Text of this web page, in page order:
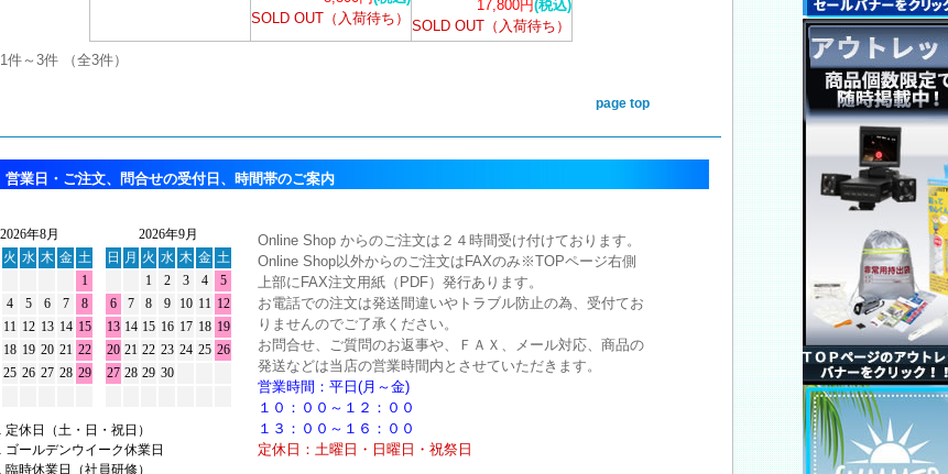
SOLD OUT（入荷待ち）
17,800円(税込)
SOLD OUT（入荷待ち）
1件～3件 （全3件）
page top
営業日・ご注文、問合せの受付日、時間帯のご案内
Online Shop からのご注文は２４時間受け付けております。
Online Shop以外からのご注文はFAXのみ※TOPページ右側
上部にFAX注文用紙（PDF）発行あります。
お電話での注文は発送間違いやトラブル防止の為、受付てお
りませんのでご了承ください。
お問合せ、ご質問のお返事や、ＦＡＸ、メール対応、商品の
発送などは当店の営業時間内とさせていただきます。
営業時間：平日(月～金)
１０：００～１２：００
１３：００～１６：００
定休日：土曜日・日曜日・祝祭日